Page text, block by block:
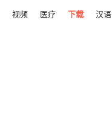
视频 医疗 下载 汉语